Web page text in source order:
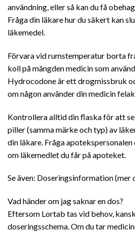
användning, eller så kan du få
Fråga din läkare hur du säkert kan
läkemedel.
Förvara vid rumstemperatur borta
koll på mängden medicin som
Hydrocodone är ett drogmissbruk
om någon använder din medicin
Kontrollera alltid din flaska för att
piller (samma märke och typ) av
din läkare. Fråga
om läkemedlet du får på apoteket.
Se även: Doseringsinformation (mer
Vad händer om jag saknar en dos?
Eftersom Lortab tas vid behov,
doseringsschema. Om du tar